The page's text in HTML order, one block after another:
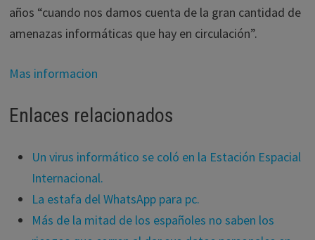
años “cuando nos damos cuenta de la gran cantidad de
amenazas informáticas que hay en circulación”.
Mas informacion
Enlaces relacionados
Un virus informático se coló en la Estación Espacial
Internacional.
La estafa del WhatsApp para pc.
Más de la mitad de los españoles no saben los